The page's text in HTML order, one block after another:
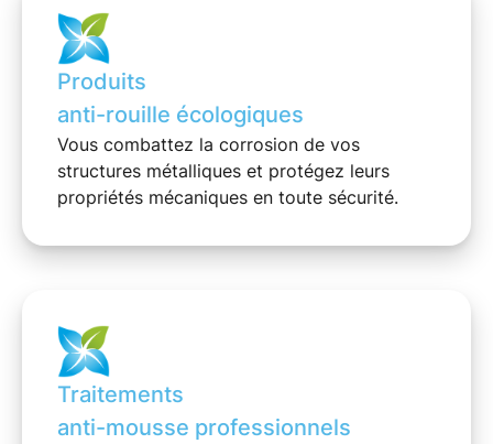
Produits
anti-rouille écologiques
Vous combattez la corrosion de vos
structures métalliques et protégez leurs
propriétés mécaniques en toute sécurité.
Traitements
anti-mousse professionnels